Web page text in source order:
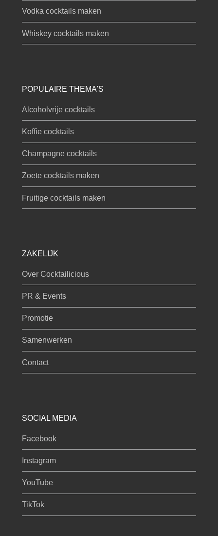
Vodka cocktails maken
Whiskey cocktails maken
POPULAIRE THEMA'S
Alcoholvrije cocktails
Koffie cocktails
Champagne cocktails
Zoete cocktails maken
Fruitige cocktails maken
ZAKELIJK
Over Cocktailicious
PR & Events
Promotie
Samenwerken
Contact
SOCIAL MEDIA
Facebook
Instagram
YouTube
TikTok